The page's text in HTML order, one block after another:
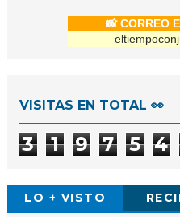
📸 CORREO
VISITAS EN TOTAL 👀
3 1 9 7 5 4
LO + VISTO